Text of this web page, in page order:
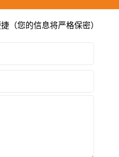
（您的信息将严格保密）